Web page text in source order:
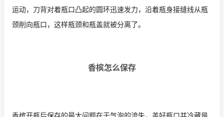
运动，刀背对着瓶口凸起的圆环迅速发力，沿着瓶身接缝线从瓶
颈削向瓶口，这样瓶颈和瓶盖就被分离了。
香槟怎么保存